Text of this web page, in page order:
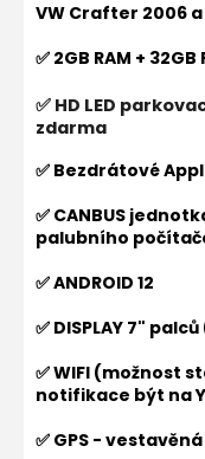
VW Crafter 2006
✅ 2GB RAM + 32GB
✅ HD LED
zdarma
✅ Bezdrátové
✅ CANBUS
palubního
✅ ANDROID 12
✅ DISPLAY 7"
✅ WIFI (možnost
notifikace být na
✅ GPS -